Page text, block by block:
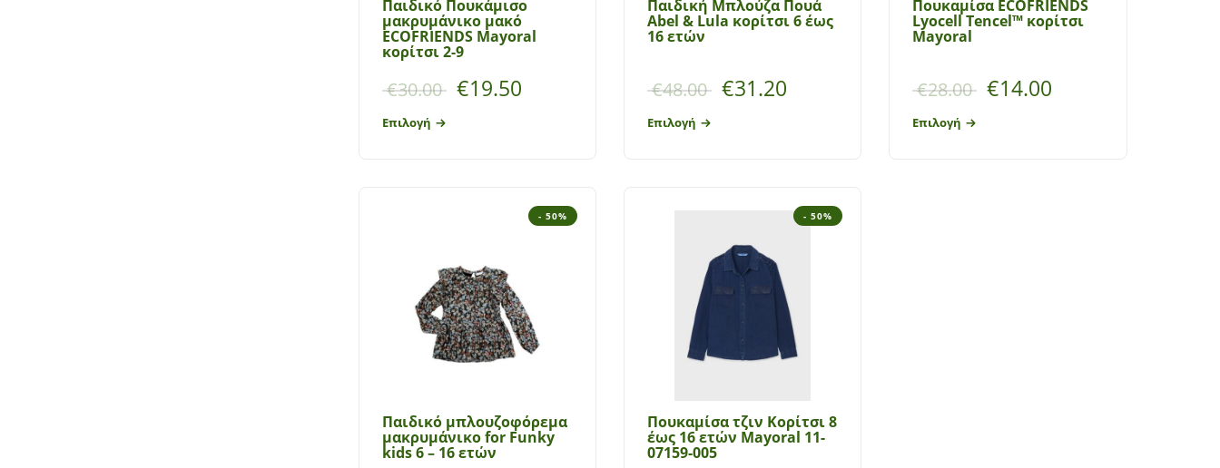
Παιδικό Πουκάμισο
μακρυμάνικο μακό
ECOFRIENDS Mayoral
κορίτσι 2-9
€30.00 €19.50
Επιλογή
Παιδική Μπλούζα Πουά
Abel & Lula κορίτσι 6 έως
16 ετών
€48.00 €31.20
Επιλογή
Πουκαμίσα ECOFRIENDS
Lyocell Tencel™ κορίτσι
Mayoral
€28.00 €14.00
Επιλογή
- 50%
Παιδικό μπλουζοφόρεμα
μακρυμάνικο for Funky
kids 6 – 16 ετών
- 50%
Πουκαμίσα τζιν Κορίτσι 8
έως 16 ετών Mayoral 11-
07159-005